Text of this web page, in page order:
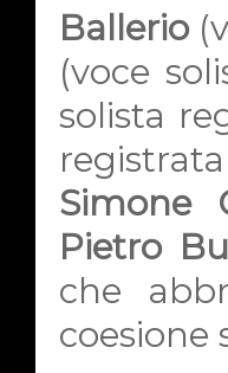
Ballerio
(voce
solista
Simone
Pietro
che
coesione